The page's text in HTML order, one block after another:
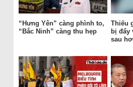
“Hưng Yên” càng phình to,
“Bắc Ninh” càng thu hẹp
Thiếu
bị đẩy
sau